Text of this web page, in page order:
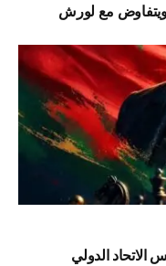
مع لورش
الدولي